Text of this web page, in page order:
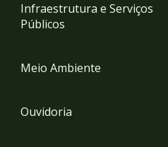
Infraestrutura e Serviços
Públicos
Meio Ambiente
Ouvidoria